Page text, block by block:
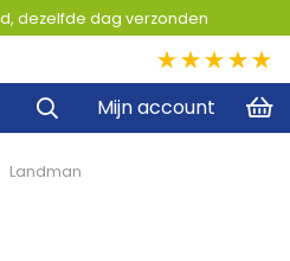
dezelfde dag verzonden
Mijn account
Landman